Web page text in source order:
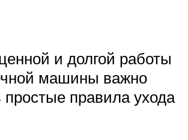
и долгой работы
машины важно
правила ухода